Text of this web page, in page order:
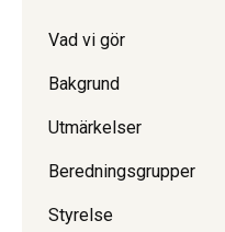
Vad vi gör
Bakgrund
Utmärkelser
Beredningsgrupper
Styrelse